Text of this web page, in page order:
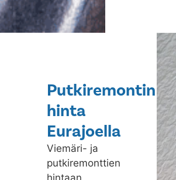
Putkiremontin
hinta
Eurajoella
Viemäri- ja
putkiremonttien